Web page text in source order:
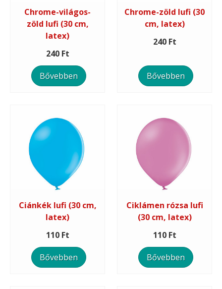
Chrome-világos-
zöld lufi (30 cm,
latex)
240 Ft
Bővebben
Chrome-zöld lufi (30
cm, latex)
240 Ft
Bővebben
Ciánkék lufi (30 cm,
latex)
110 Ft
Bővebben
Ciklámen rózsa lufi
(30 cm, latex)
110 Ft
Bővebben